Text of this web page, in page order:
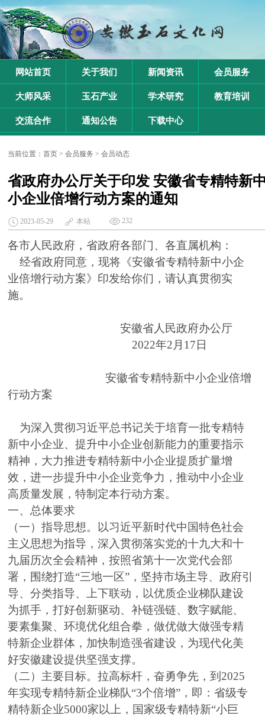
网站首页 关于我们 新闻资讯 会员服务
大师风采 玉石产业 学术研究 教育培训
交流合作 通知公告 下载中心
当前位置：首页 >会员服务 >会员动态
省政府办公厅关于印发 安徽省专精特新
小企业倍增行动方案的通知
2023-05-29 本站 232
各市人民政府，省政府各部门、各直属机构：
经省政府同意，现将《安徽省专精特新中小企
业倍增行动方案》印发给你们，请认真贯彻实
施。
安徽省人民政府办公厅
2022年2月17日
安徽省专精特新中小企业倍增
行动方案
为深入贯彻习近平总书记关于培育一批专精特
新中小企业、提升中小企业创新能力的重要指示
精神，大力推进专精特新中小企业提质扩量增
效，进一步提升中小企业竞争力，推动中小企业
高质量发展，特制定本行动方案。
一、总体要求
（一）指导思想。以习近平新时代中国特色社会
主义思想为指导，深入贯彻落实党的十九大和十
九届历次全会精神，按照省第十一次党代会部
署，围绕打造“三地一区”，坚持市场主导、政府引
导、分类指导、上下联动，以优质企业梯队建设
为抓手，打好创新驱动、补链强链、数字赋能、
要素集聚、环境优化组合拳，做优做大做强专精
特新企业群体，加快制造强省建设，为现代化美
好安徽建设提供坚强支撑。
（二）主要目标。拉高标杆，奋勇争先，到2025
年实现专精特新企业梯队“3个倍增”，即：省级专
精特新企业5000家以上，国家级专精特新“小巨